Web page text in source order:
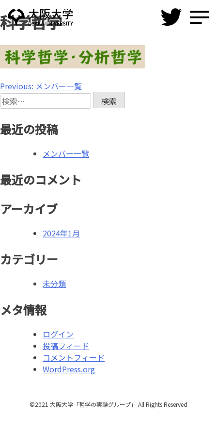
Skip
to
科学哲学
投
稿
ナ
ビ
ー
ョ
Previous: メンバー一覧
検
索:
最近の投稿
メンバー一覧
最近のコメント
アーカイブ
2024年1月
カテゴリー
未分類
メタ情報
ログイン
投稿フィード
コメントフィード
WordPress.org
©2021 ⼤阪⼤学「哲学の実験グループ」 All Rights Reserved